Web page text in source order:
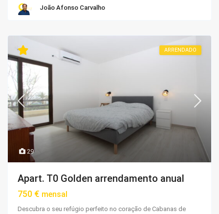
João Afonso Carvalho
29
ARRENDADO
Apart. T0 Golden arrendamento anual
750 € mensal
Descubra o seu refúgio perfeito no coração de Cabanas de